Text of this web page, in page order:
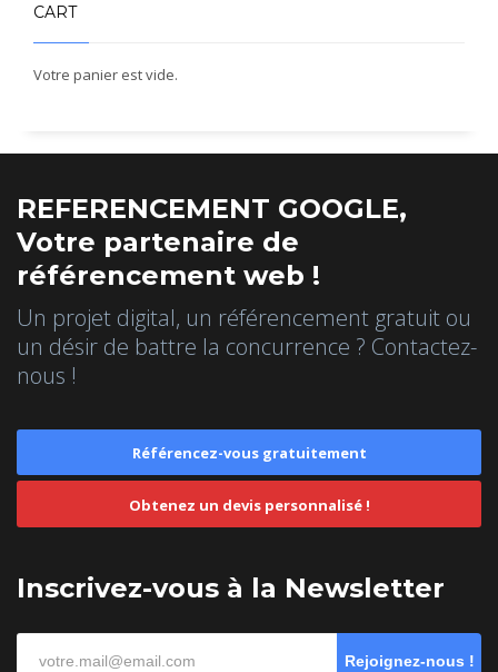
CART
Votre panier est vide.
REFERENCEMENT GOOGLE,
Votre partenaire de
référencement web !
Un projet digital, un référencement gratuit ou
un désir de battre la concurrence ? Contactez-
nous !
Référencez-vous gratuitement
Obtenez un devis personnalisé !
Inscrivez-vous à la Newsletter
Rejoignez-nous !